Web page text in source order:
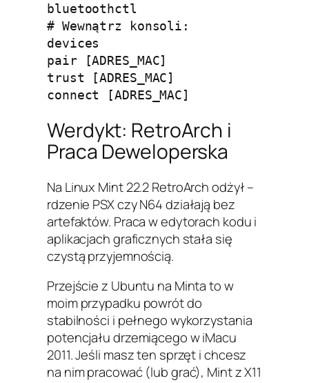
bluetoothctl
# Wewnątrz konsoli:
devices
pair [ADRES_MAC]
trust [ADRES_MAC]
Werdykt: RetroArch i
Praca Deweloperska
Na Linux Mint 22.2 RetroArch odżył –
rdzenie PSX czy N64 działają bez
artefaktów. Praca w edytorach kodu i
aplikacjach graficznych stała się
czystą przyjemnością.
Przejście z Ubuntu na Minta to w
moim przypadku powrót do
stabilności i pełnego wykorzystania
potencjału drzemiącego w iMacu
2011. Jeśli masz ten sprzęt i chcesz
na nim pracować (lub grać), Mint z X11